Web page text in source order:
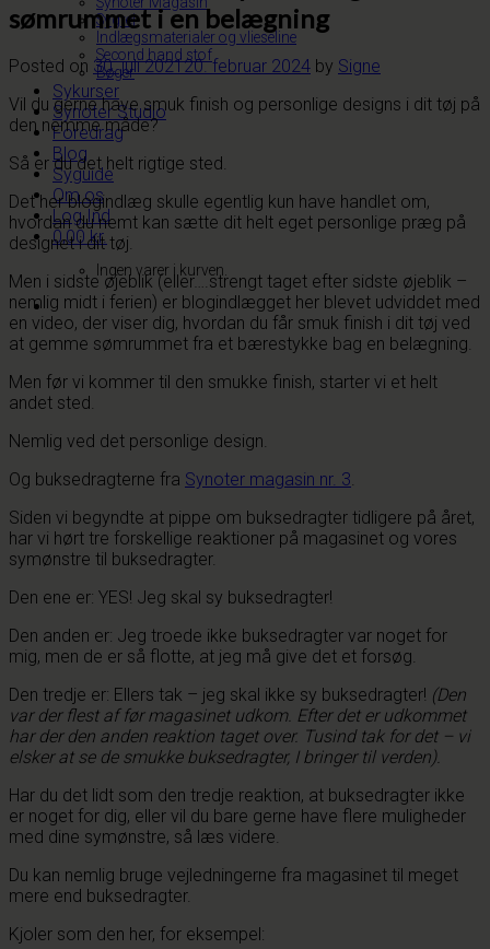
Sygrej
Indlægsmaterialer og vlieseline
Second hand stof
Bøger
Sykurser
Synoter Studio
Foredrag
Blog
Syguide
Om os
Log Ind
0,00kr.
Ingen varer i kurven.
sømrummet i en belægning
Posted on 30. juli 202120. februar 2024 by Signe
Vil du gerne have smuk finish og personlige designs i dit tøj på
den nemme måde?
Så er du det helt rigtige sted.
Det her blogindlæg skulle egentlig kun have handlet om,
hvordan du nemt kan sætte dit helt eget personlige præg på
designet i dit tøj.
Men i sidste øjeblik (eller….strengt taget efter sidste øjeblik –
nemlig midt i ferien) er blogindlægget her blevet udviddet med
en video, der viser dig, hvordan du får smuk finish i dit tøj ved
at gemme sømrummet fra et bærestykke bag en belægning.
Men før vi kommer til den smukke finish, starter vi et helt
andet sted.
Nemlig ved det personlige design.
Og buksedragterne fra Synoter magasin nr. 3.
Siden vi begyndte at pippe om buksedragter tidligere på året,
har vi hørt tre forskellige reaktioner på magasinet og vores
symønstre til buksedragter.
Den ene er: YES! Jeg skal sy buksedragter!
Den anden er: Jeg troede ikke buksedragter var noget for
mig, men de er så flotte, at jeg må give det et forsøg.
Den tredje er: Ellers tak – jeg skal ikke sy buksedragter! (Den
var der flest af før magasinet udkom. Efter det er udkommet
har der den anden reaktion taget over. Tusind tak for det – vi
elsker at se de smukke buksedragter, I bringer til verden).
Har du det lidt som den tredje reaktion, at buksedragter ikke
er noget for dig, eller vil du bare gerne have flere muligheder
med dine symønstre, så læs videre.
Du kan nemlig bruge vejledningerne fra magasinet til meget
mere end buksedragter.
Kjoler som den her, for eksempel: